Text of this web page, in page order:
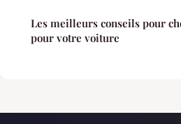
Les meilleurs conseils pour
pour votre voiture